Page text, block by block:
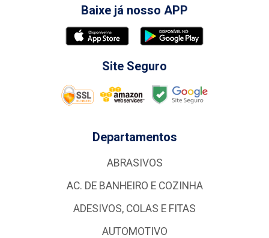
Baixe já nosso APP
Site Seguro
Departamentos
ABRASIVOS
AC. DE BANHEIRO E COZINHA
ADESIVOS, COLAS E FITAS
AUTOMOTIVO